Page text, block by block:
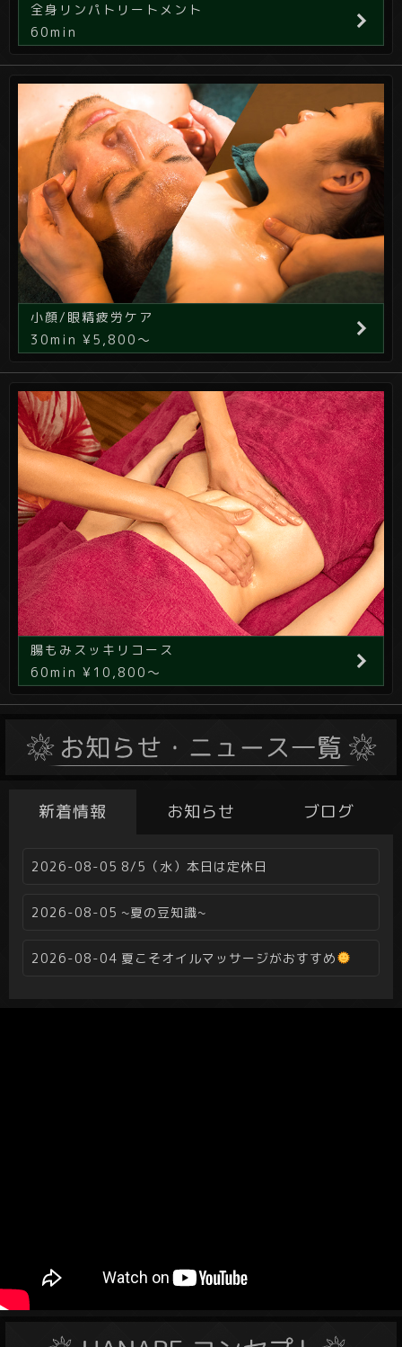
全身リンパトリートメント
60min
小顔/眼精疲労ケア
30min ¥5,800～
腸もみスッキリコース
60min ¥10,800～
新着情報 お知らせ ブログ
2026-08-05 8/5（水）本日は定休日
2026-08-05 ~夏の豆知識~
2026-08-04 夏こそオイルマッサージがおすすめ